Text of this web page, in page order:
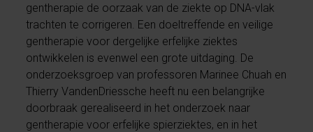
gentherapie de oorzaak van de ziekte op DNA-vlak
trachten te corrigeren. Een doeltreffende en veilige
gentherapie voor dergelijke erfelijke ziektes
ontwikkelen is evenwel een grote uitdaging. De
onderzoeksgroep van professoren Marinee Chuah en
Thierry VandenDriessche heeft nu een belangrijke
doorbraak gerealiseerd in het onderzoek naar
gentherapie voor erfelijke spierziektes, en in het